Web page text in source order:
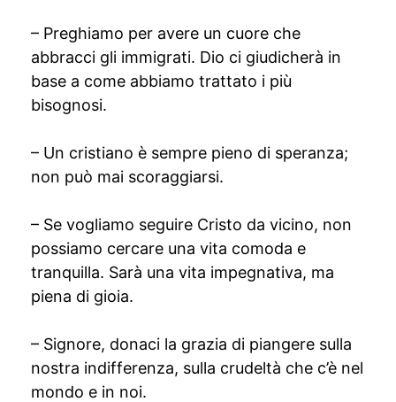
– Preghiamo per avere un cuore che
abbracci gli immigrati. Dio ci giudicherà in
base a come abbiamo trattato i più
bisognosi.
– Un cristiano è sempre pieno di speranza;
non può mai scoraggiarsi.
– Se vogliamo seguire Cristo da vicino, non
possiamo cercare una vita comoda e
tranquilla. Sarà una vita impegnativa, ma
piena di gioia.
– Signore, donaci la grazia di piangere sulla
nostra indifferenza, sulla crudeltà che c’è nel
mondo e in noi.